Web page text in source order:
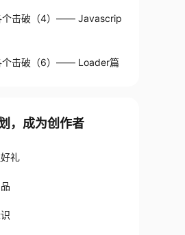
击破（4）—— Javascrip
击破（6）—— Loader篇
，成为创作者
礼